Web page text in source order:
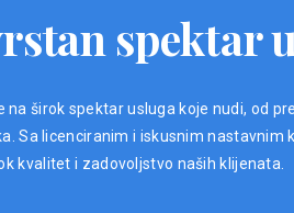
spektar
širok spektar usluga koje nudi, od
Sa licenciranim i iskusnim nastavnim
kvalitet i zadovoljstvo naših klijenata.